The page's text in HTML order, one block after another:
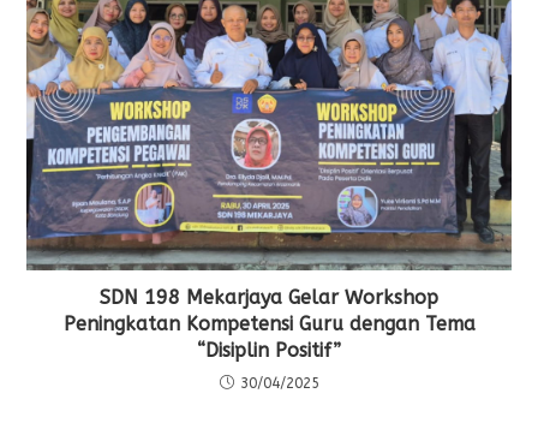
SDN 198 Mekarjaya Gelar Workshop
Peningkatan Kompetensi Guru dengan Tema
“Disiplin Positif”
30/04/2025